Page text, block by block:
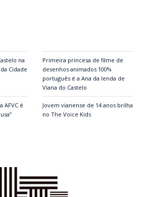
na
Cidade
Primeira princesa de filme de
desenhos animados 100%
português é a Ana da lenda de
Viana do Castelo
AFVC é
Jovem vianense de 14 anos brilha
no The Voice Kids